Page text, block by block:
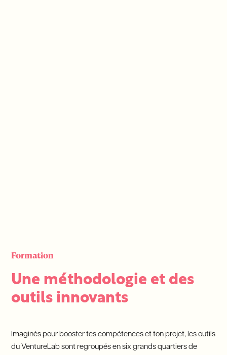
Formation
Une méthodologie et des
outils innovants
Imaginés pour booster tes compétences et ton projet, les outils
du VentureLab sont regroupés en six grands quartiers de